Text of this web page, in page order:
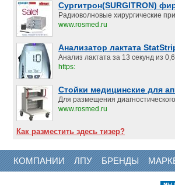
Сургитрон(SURGITRON)
Радиоволновые хирургические
www.rosmed.ru
Анализатор лактата
Анализ лактата за 13 секунд из
https:
Стойки медицинские для
Для размещения
www.rosmed.ru
Как разместить здесь тизер?
КОМПАНИИ ЛПУ БРЕНДЫ